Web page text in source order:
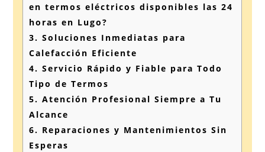
en termos eléctricos disponibles las 24
horas en Lugo?
3. Soluciones Inmediatas para
Calefacción Eficiente
4. Servicio Rápido y Fiable para Todo
Tipo de Termos
5. Atención Profesional Siempre a Tu
Alcance
6. Reparaciones y Mantenimientos Sin
Esperas